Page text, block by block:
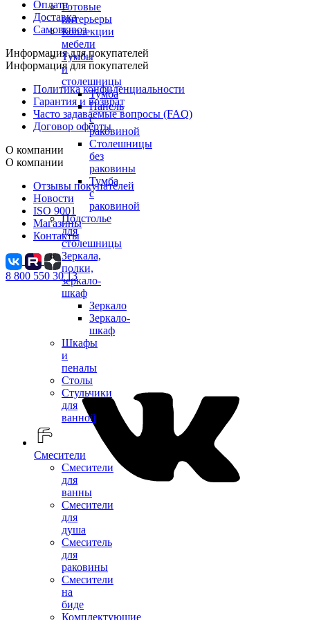
Готовые
интерьеры
Коллекции
мебели
Тумбы
и
столешницы
Тумба
Панель
с
раковиной
Столешницы
без
раковины
Тумба
с
раковиной
Подстолье
для
столешницы
Зеркала,
полки,
зеркало-
шкаф
Зеркало
Зеркало-
шкаф
Шкафы
и
пеналы
Столы
Стульчики
для
ванной
Смесители
Смесители
для
ванны
Смесители
для
душа
Смеситель
для
раковины
Смесители
на
биде
Комплектующие
Оплата
Доставка
Самовывоз
Информация для покупателей
Информация для покупателей
Политика конфиденциальности
Гарантия и возврат
Часто задаваемые вопросы (FAQ)
Договор оферты
О компании
О компании
Отзывы покупателей
Новости
ISO 9001
Магазины
Контакты
8 800 550 30 13